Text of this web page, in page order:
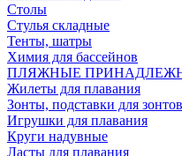
Столы
Стулья складные
Тенты, шатры
Химия для бассейнов
ПЛЯЖНЫЕ
Жилеты для плавания
Зонты, подставки для зонтов
Игрушки для плавания
Круги надувные
Ласты для плавания